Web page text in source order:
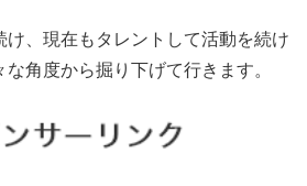
、現在もタレントして活動を続け
角度から掘り下げて行きます。